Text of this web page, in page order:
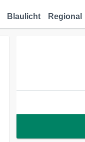
Blaulicht Regional